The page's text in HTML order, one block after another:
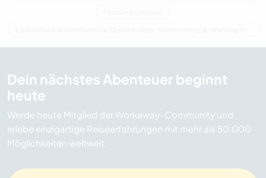
Dein nächstes Abenteuer beginnt
heute
Werde heute Mitglied der Workaway-Community und
erlebe einzigartige Reiseerfahrungen mit mehr als 50.000
Möglichkeiten weltweit.